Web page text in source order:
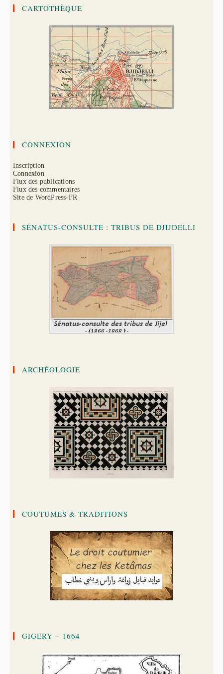
CARTOTHÈQUE
CONNEXION
Inscription
Connexion
Flux des publications
Flux des commentaires
Site de WordPress-FR
SÉNATUS-CONSULTE : TRIBUS DE DJIJDELLI
ARCHÉOLOGIE
COUTUMES & TRADITIONS
GIGERY – 1664